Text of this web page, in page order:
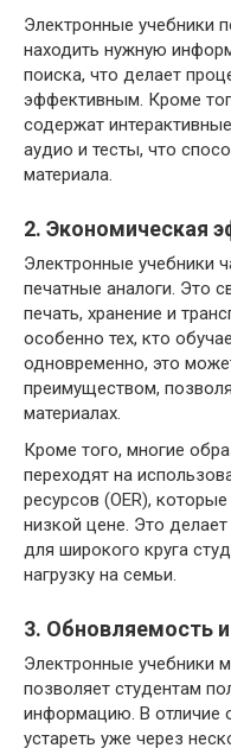
Электронные учебники
находить нужную
поиска, что делает
эффективным. Кроме
содержат
аудио и тесты, что
материала.
2. Экономическая
Электронные учебники
печатные аналоги. Это
печать, хранение и
особенно тех, кто
одновременно, это
преимуществом,
материалах.
Кроме того, многие
переходят на
ресурсов (OER),
низкой цене. Это
для широкого круга
нагрузку на семьи.
3. Обновляемость
Электронные учебники
позволяет студентам
информацию. В отличие
устареть уже через